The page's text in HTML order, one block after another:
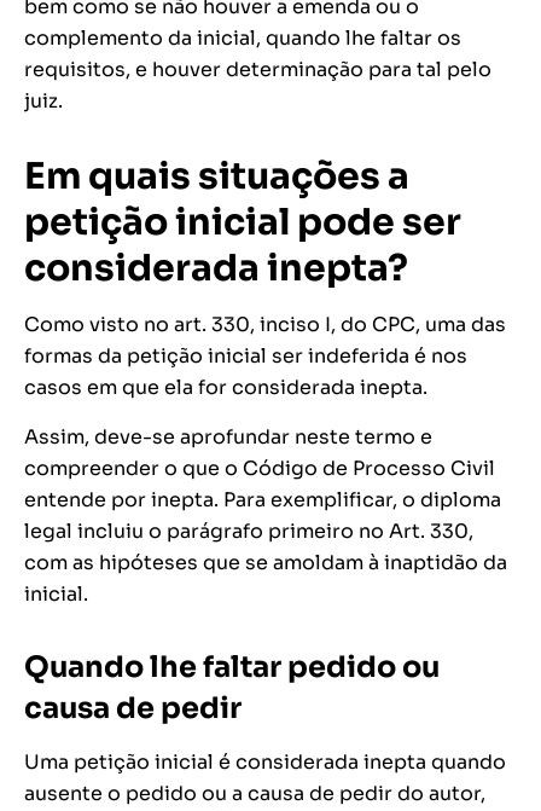
bem como se não houver a emenda ou o
complemento da inicial, quando lhe faltar os
requisitos, e houver determinação para tal pelo
juiz.
Em quais situações a
petição inicial pode ser
considerada inepta?
Como visto no art. 330, inciso I, do CPC, uma das
formas da petição inicial ser indeferida é nos
casos em que ela for considerada inepta.
Assim, deve-se aprofundar neste termo e
compreender o que o Código de Processo Civil
entende por inepta. Para exemplificar, o diploma
legal incluiu o parágrafo primeiro no Art. 330,
com as hipóteses que se amoldam à inaptidão da
inicial.
Quando lhe faltar pedido ou
causa de pedir
Uma petição inicial é considerada inepta quando
ausente o pedido ou a causa de pedir do autor,